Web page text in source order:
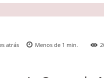
atrás Menos de 1 min.